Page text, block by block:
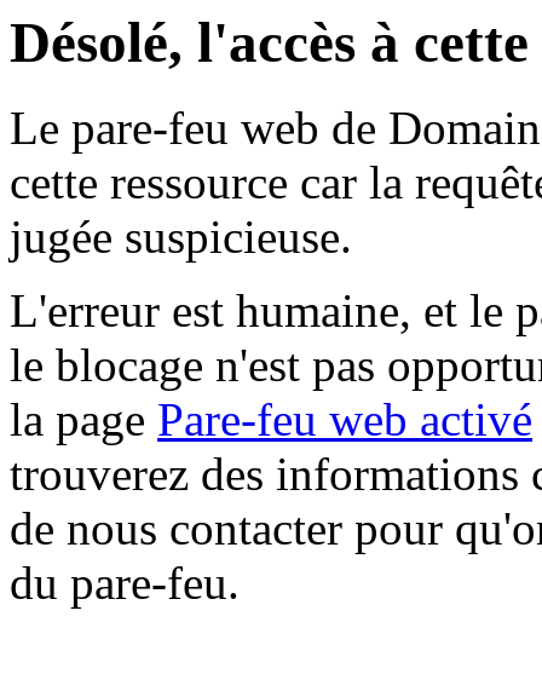
Désolé, l'accès à
Le pare-feu web de
cette ressource car la
jugée suspicieuse.
L'erreur est humaine, et le
le blocage n'est pas
la page Pare-feu web activé
trouverez des informations
de nous contacter pour
du pare-feu.